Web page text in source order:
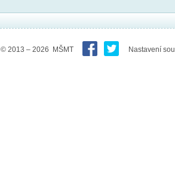
© 2013 – 2026 MŠMT Nastavení